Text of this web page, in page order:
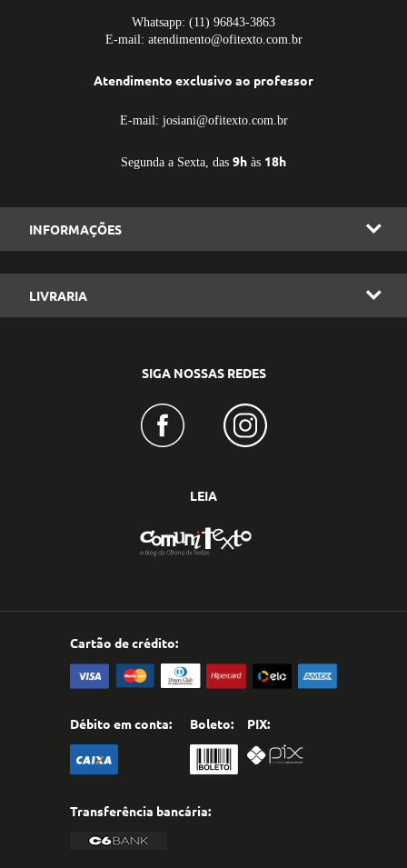
Whatsapp: (11) 96843-3863
E-mail: atendimento@ofitexto.com.br
Atendimento exclusivo ao professor
E-mail: josiani@ofitexto.com.br
Segunda a Sexta, das 9h às 18h
INFORMAÇÕES
LIVRARIA
SIGA NOSSAS REDES
LEIA
Cartão de crédito:
Débito em conta: Boleto: PIX:
Transferência bancária: